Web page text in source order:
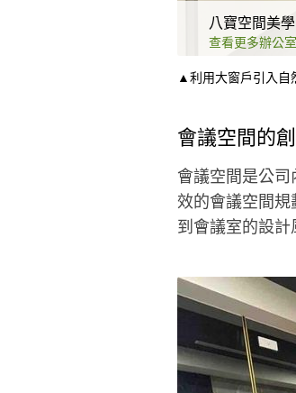
八寶空間美學
查看更多辦公
▲利用大窗戶引入自
會議空間的
會議空間是公司
效的會議空間規
到會議室的設計